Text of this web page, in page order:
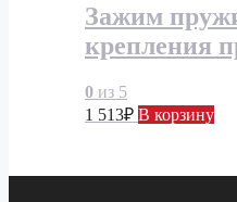
Зажим
крепления
0 из 5
1 513₽ В корзину